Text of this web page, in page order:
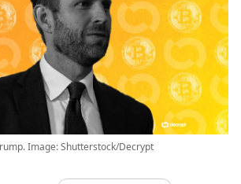
Image: Shutterstock/Decrypt